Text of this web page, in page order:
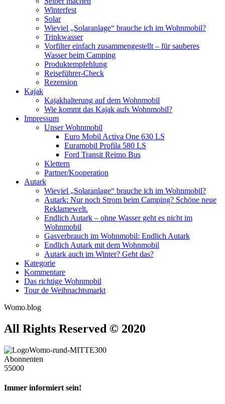
Winterfest
Solar
Wieviel „Solaranlage“ brauche ich im Wohnmobil?
Trinkwasser
Vorfilter einfach zusammengestellt – für sauberes
Wasser beim Camping
Produktempfehlung
Reiseführer-Check
Rezension
Kajak
Kajakhalterung auf dem Wohnmobil
Wie kommt das Kajak aufs Wohnmobil?
Impressum
Unser Wohnmobil
Euro Mobil Activa One 630 LS
Euramobil Profila 580 LS
Ford Transit Reimo Bus
Klettern
Partner/Kooperation
Autark
Wieviel „Solaranlage“ brauche ich im Wohnmobil?
Autark: Nur noch Strom beim Camping? Schöne neue
Reklamewelt.
Endlich Autark – ohne Wasser geht es nicht im
Wohnmobil
Gasverbrauch im Wohnmobil: Endlich Autark
Endlich Autark mit dem Wohnmobil
Autark auch im Winter? Geht das?
Kategorie
Kommentare
Das richtige Wohnmobil
Tour de Weihnachtsmarkt
Womo.blog
All Rights Reserved © 2020
Abonnenten
55000
Immer informiert sein!